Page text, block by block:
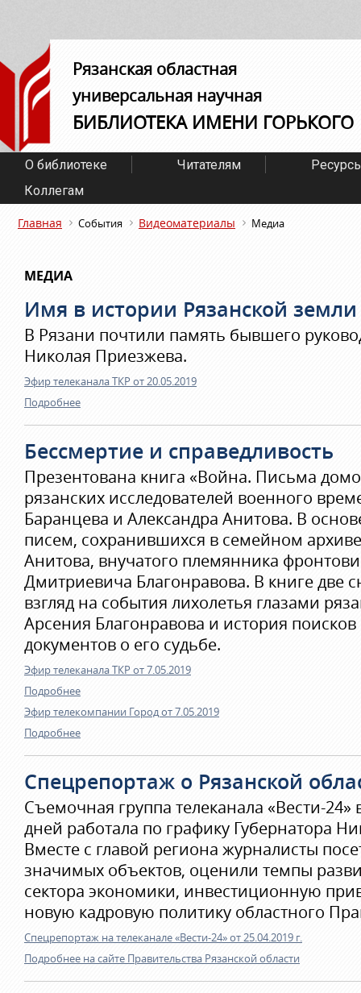
Рязанская областная
универсальная научная
БИБЛИОТЕКА ИМЕНИ ГОРЬКОГО
О библиотеке Читателям
Коллегам
Главная События Видеоматериалы Медиа
МЕДИА
Имя в истории Рязанской земли
В Рязани почтили память бывшего
Николая Приезжева.
Эфир телеканала ТКР от 20.05.2019
Подробнее
Бессмертие и справедливость
Презентована книга «Война. Письма
рязанских исследователей военного
Баранцева и Александра Анитова. В
писем, сохранившихся в семейном
Анитова, внучатого племянника
Дмитриевича Благонравова. В книге две
взгляд на события лихолетья глазами
Арсения Благонравова и история
документов о его судьбе.
Эфир телеканала ТКР от 7.05.2019
Подробнее
Эфир телекомпании Город от 7.05.2019
Подробнее
Спецрепортаж о Рязанской
Съемочная группа телеканала «Вести-24»
дней работала по графику Губернатора
Вместе с главой региона журналисты
значимых объектов, оценили темпы
сектора экономики, инвестиционную
новую кадровую политику областного
Спецрепортаж на телеканале «Вести-24» от 25.04.2019 г.
Подробнее на сайте Правительства Рязанской области